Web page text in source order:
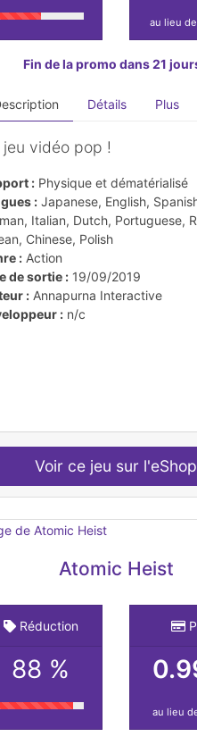
au lieu
Fin de la promo dans 21
Détails Plus
jeu vidéo pop !
: Physique et dématérialisé
: Japanese, English,
Italian, Dutch, Portuguese,
Chinese, Polish
: Action
de sortie : 19/09/2019
: Annapurna Interactive
: n/c
Voir ce jeu sur l'eShop
Atomic Heist
Réduction
88 %
au lieu